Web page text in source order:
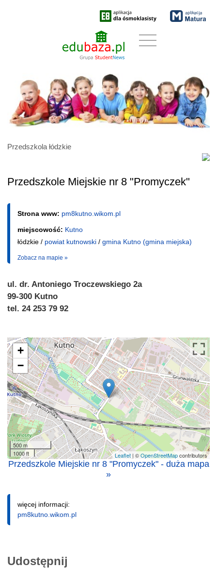
Przedszkola łódzkie
Przedszkole Miejskie nr 8 "Promyczek"
Strona www: pm8kutno.wikom.pl
miejscowość: Kutno
łódzkie / powiat kutnowski / gmina Kutno (gmina miejska)
Zobacz na mapie »
ul. dr. Antoniego Troczewskiego 2a
99-300 Kutno
tel. 24 253 79 92
+
−
500 m
1000 ft
Leaflet| ©OpenStreetMapcontributors
Przedszkole Miejskie nr 8 "Promyczek" - duża mapa
»
więcej informacji:
pm8kutno.wikom.pl
Udostępnij